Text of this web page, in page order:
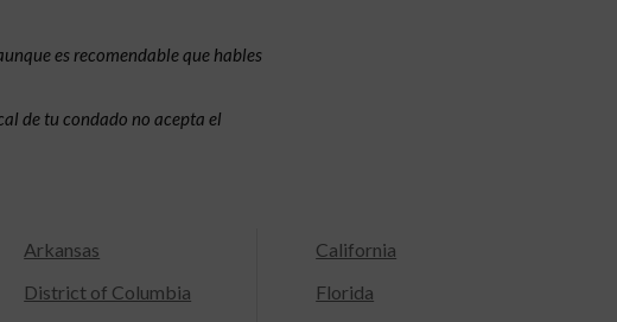
es recomendable que hables
de tu condado no acepta el
Arkansas
California
District of Columbia
Florida